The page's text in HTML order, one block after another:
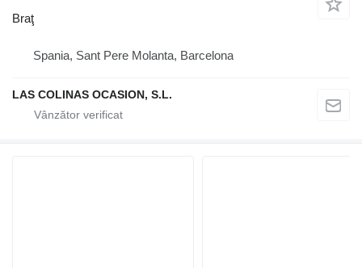
Braţ
Spania, Sant Pere Molanta, Barcelona
LAS COLINAS OCASION, S.L.